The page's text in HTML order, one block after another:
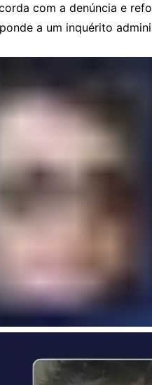
com a denúncia e
a um inquérito